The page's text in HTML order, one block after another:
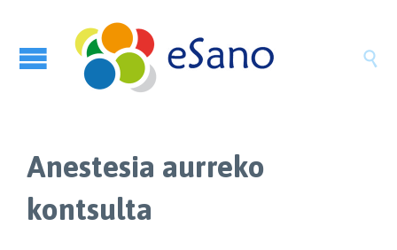

Anestesia aurreko
kontsulta